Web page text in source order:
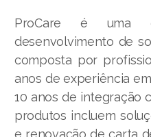
ProCare é uma
desenvolvimento de
composta por
anos de experiência
10 anos de integração
produtos incluem
e renovação de carta